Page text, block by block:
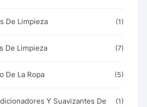
De Limpieza (1)
De Limpieza (7)
De La Ropa (5)
Y Suavizantes De
(1)